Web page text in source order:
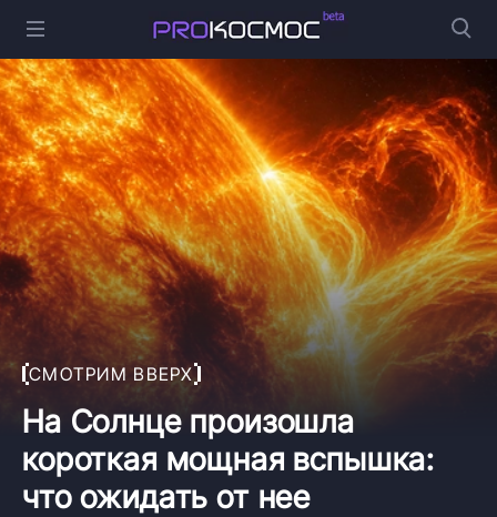
СМОТРИМ ВВЕРХ
На Солнце произошла
короткая мощная вспышка:
что ожидать от нее